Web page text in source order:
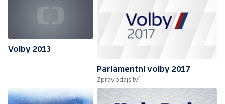
výsledky (93,7 %) — Volební štáb Přemysla
Sobotky — Volební studio — Volební štáb
Miloše Zemana — Volební studio — Průběžné
výsledky (99,7 %) — Volební studio —
Jiřího Dienstbiera — Volební štáb Vladimíra
Franze — Volební štáb Táni Fischerové —
Volební štáb Jany Bobošíkové — Volební
studio — Průběžné výsledky (99,9 %) —
Volební studio — Vstupy z Brna a Ostravy —
Volby 2013
Parlamentní volby 2017
Zpravodajství